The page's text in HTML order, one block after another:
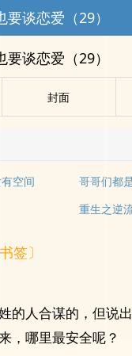
谈恋爱（29）
谈恋爱（29）
封面
空间
哥哥们都
重生之逆
签〕
的人合谋的，但说
，哪里最安全呢？